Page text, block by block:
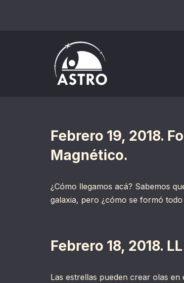
Febrero 19, 2018.
Magnético.
¿Cómo llegamos acá? Sabemos
galaxia, pero ¿cómo se formó
Febrero 18, 2018.
Las estrellas pueden crear olas